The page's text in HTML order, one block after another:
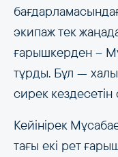
экипаж тек
ғарышкерден –
тұрды. Бұл —
сирек кездесетін
Кейінірек
тағы екі рет